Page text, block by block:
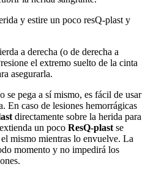
y estire un poco resQ-plast y
a derecha (o de derecha a
el extremo suelto de la cinta
asegurarla.
se pega a sí mismo, es fácil de usar
En caso de lesiones hemorrágicas
directamente sobre la herida para
un poco ResQ-plast se
mismo mientras lo envuelve. La
momento y no impedirá los